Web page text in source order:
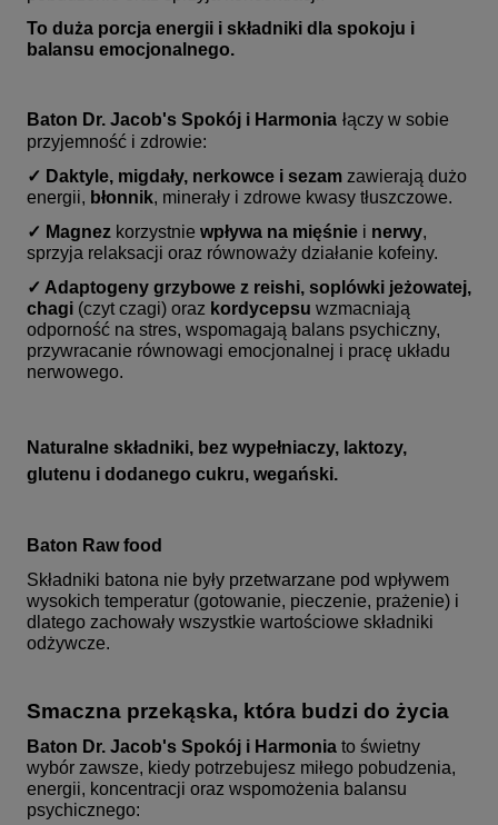
To duża porcja energii i składniki dla spokoju i
balansu emocjonalnego.
Baton Dr. Jacob's Spokój i Harmonia łączy w sobie
przyjemność i zdrowie:
✓ Daktyle, migdały, nerkowce i sezam zawierają dużo
energii, błonnik, minerały i zdrowe kwasy tłuszczowe.
✓ Magnez korzystnie wpływa na mięśnie i nerwy,
sprzyja relaksacji oraz równoważy działanie kofeiny.
✓ Adaptogeny grzybowe z reishi, soplówki jeżowatej,
chagi (czyt czagi) oraz kordycepsu wzmacniają
odporność na stres, wspomagają balans psychiczny,
przywracanie równowagi emocjonalnej i pracę układu
nerwowego.
Naturalne składniki, bez wypełniaczy, laktozy,
glutenu i dodanego cukru, wegański.
Baton Raw food
Składniki batona nie były przetwarzane pod wpływem
wysokich temperatur (gotowanie, pieczenie, prażenie) i
dlatego zachowały wszystkie wartościowe składniki
odżywcze.
Smaczna przekąska, która budzi do życia
Baton Dr. Jacob's Spokój i Harmonia to świetny
wybór zawsze, kiedy potrzebujesz miłego pobudzenia,
energii, koncentracji oraz wspomożenia balansu
psychicznego: